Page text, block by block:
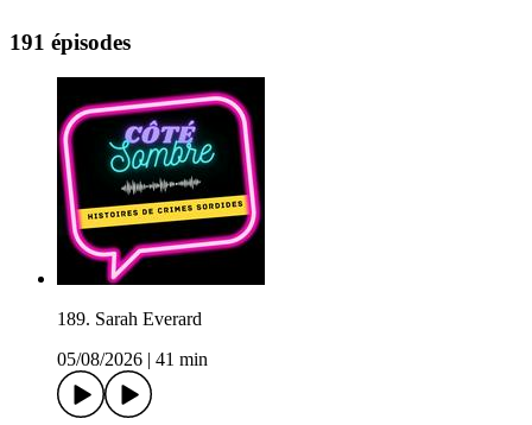
191 épisodes
189. Sarah Everard
05/08/2026
41 min